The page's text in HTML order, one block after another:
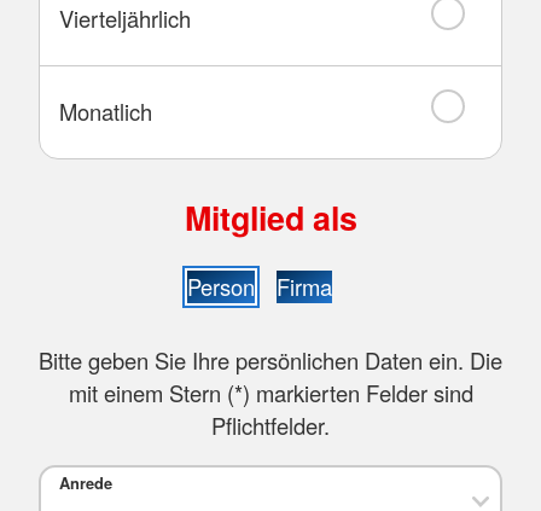
Vierteljährlich
Monatlich
Mitglied als
Person Firma
Bitte geben Sie Ihre persönlichen Daten ein. Die
mit einem Stern (*) markierten Felder sind
Pflichtfelder.
Anrede